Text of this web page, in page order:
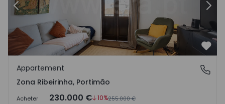
Précédent
Zona Ribeirinha, Portimão
Appartement
Zona Ribeirinha, Portimão
Acheter 230.000 € 10%255.000 €